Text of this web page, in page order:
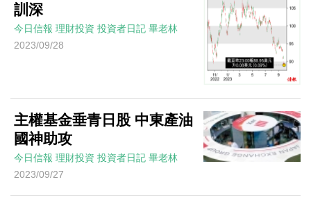
訓深
今日信報 理財投資 投資者日記 畢老林
2023/09/28
主權基金垂青日股 中東產油
國神助攻
今日信報 理財投資 投資者日記 畢老林
2023/09/27